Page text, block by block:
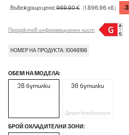
Въвеждаща цена:969,90 € (1.896,96 лв.) -
Продуктов информационен лист
НОМЕР НА ПРОДУКТА: 10046196
ОБЕМ НА МОДЕЛА:
28 бутилки 36 бутилки
Друга комбинация
БРОЙ ОХЛАДИТЕЛНИ ЗОНИ: